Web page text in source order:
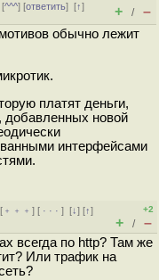
[^^^] [ответить][↑]
+ / –
обычно лежит
платят деньги,
добавленных новой
интерфейсами
﹢﹢﹢] [ · · ·][↓] [↑]
+2
+ / –
всегда по http? Там же
Или трафик на